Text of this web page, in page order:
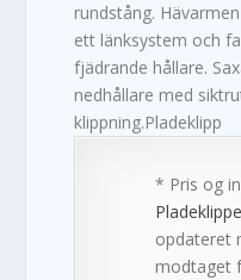
rundstång.
ett länksystem och
fjädrande hållare.
nedhållare med
klippning.Pladeklipp
* Pris og
opdateret
modtaget